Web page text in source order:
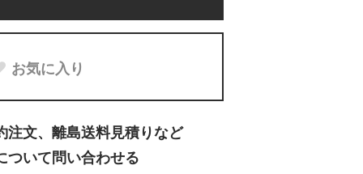
お気に入り
注文、離島送料見積りなど
ついて問い合わせる